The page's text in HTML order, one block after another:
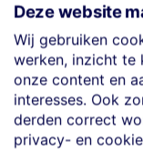
Bekijk
Deze website
Wij gebruiken
werken, inzicht te
onze content en
interesses. Ook
derden correct
privacy- en